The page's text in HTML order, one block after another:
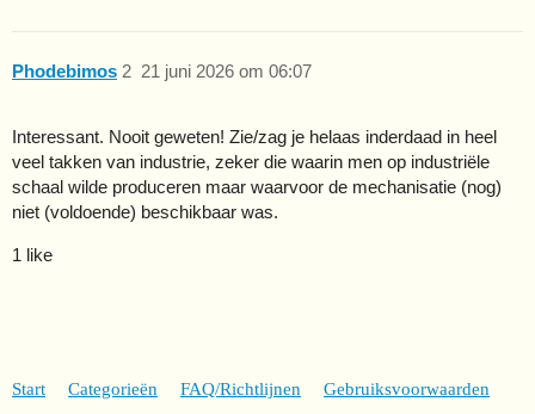
Phodebimos 21 juni 2026 om 06:07
2
Interessant. Nooit geweten! Zie/zag je helaas inderdaad in heel
veel takken van industrie, zeker die waarin men op industriële
schaal wilde produceren maar waarvoor de mechanisatie (nog)
niet (voldoende) beschikbaar was.
1 like
Start Categorieën FAQ/Richtlijnen Gebruiksvoorwaarden